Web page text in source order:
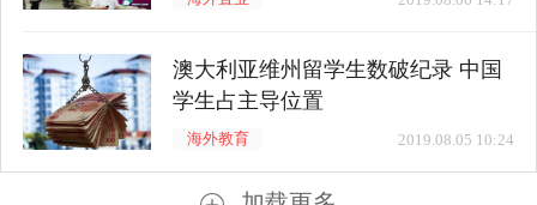
澳大利亚维州留学生数破纪录 中国
学生占主导位置
2019.08.05 10:24
海外教育